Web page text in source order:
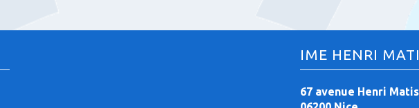
IME HENRI
67 avenue Henri